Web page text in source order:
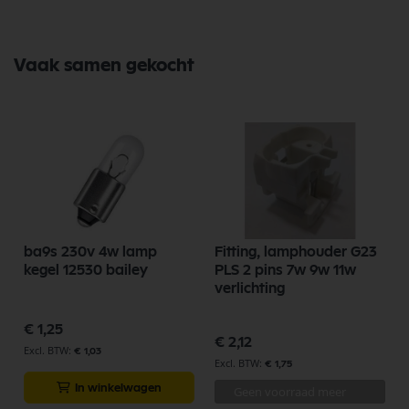
Vaak samen gekocht
ba9s 230v 4w lamp
kegel 12530 bailey
€ 1,25
€ 1,03
In winkelwagen
Fitting, lamphouder G23
PLS 2 pins 7w 9w 11w
verlichting
€ 2,12
€ 1,75